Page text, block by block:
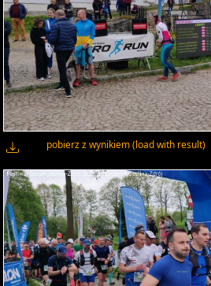
pobierz z wynikiem (load with result)